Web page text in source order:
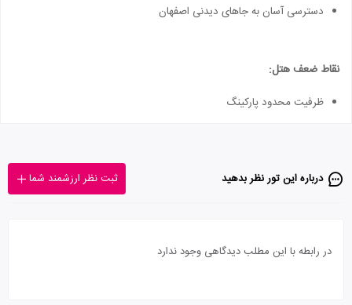
دسترسی آسان به جاهای دیدنی اصفهان
نقاط ضعف هتل:
ظرفیت محدود پارکینگ
درباره این تور‌ نظر بدهید ثبت نظر ارزشمند شما
در رابطه با این مطلب دیدگاهی وجود ندارد